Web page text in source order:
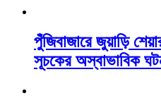
পুঁজিবাজারে জুয়াড়ি
সূচকের অস্বাভাবিক